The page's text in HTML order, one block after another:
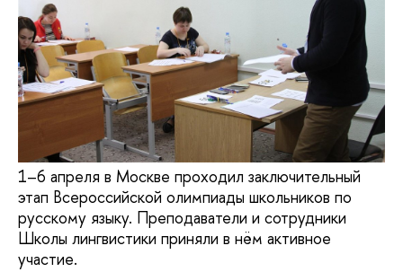
1–6 апреля в Москве проходил заключительный
этап Всероссийской олимпиады школьников по
русскому языку. Преподаватели и сотрудники
Школы лингвистики приняли в нём активное
участие.